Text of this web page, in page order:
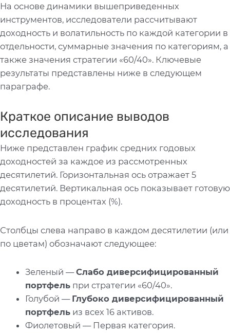
На основе динамики вышеприведенных
инструментов, исследователи рассчитывают
доходность и волатильность по каждой категории в
отдельности, суммарные значения по категориям, а
также значения стратегии «60/40». Ключевые
результаты представлены ниже в следующем
параграфе.
Краткое описание выводов
исследования
Ниже представлен график средних годовых
доходностей за каждое из рассмотренных
десятилетий. Горизонтальная ось отражает 5
десятилетий. Вертикальная ось показывает готовую
доходность в процентах (%).
Столбцы слева направо в каждом десятилетии (или
по цветам) обозначают следующее:
Зеленый —Слабо диверсифицированный
портфель при стратегии «60/40».
Голубой — Глубоко диверсифицированный
портфель из всех 16 активов.
Фиолетовый — Первая категория.